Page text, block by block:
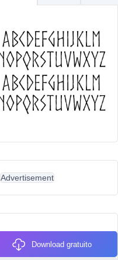
Advertisement
Download gratuito